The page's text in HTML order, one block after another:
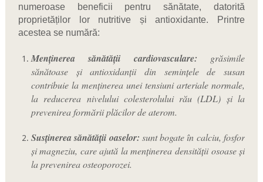
numeroase beneficii pentru sănătate, datorită
proprietăților lor nutritive și antioxidante. Printre
acestea se numără:
Menținerea sănătății cardiovasculare: grăsimile
sănătoase și antioxidanții din semințele de susan
contribuie la menținerea unei tensiuni arteriale normale,
la reducerea nivelului colesterolului rău (LDL) și la
prevenirea formării plăcilor de aterom.
Susținerea sănătății oaselor: sunt bogate în calciu, fosfor
și magneziu, care ajută la menținerea densității osoase și
la prevenirea osteoporozei.